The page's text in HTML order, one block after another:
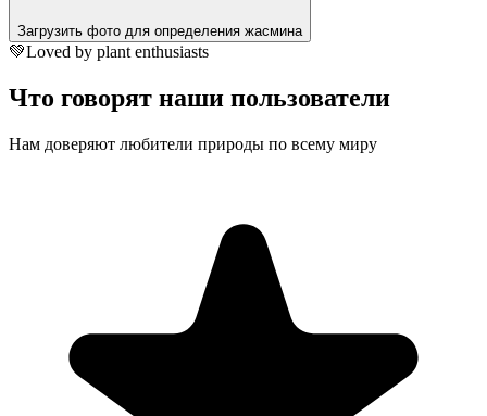
Загрузить фото для определения жасмина
💚Loved by plant enthusiasts
Что говорят наши пользователи
Нам доверяют любители природы по всему миру